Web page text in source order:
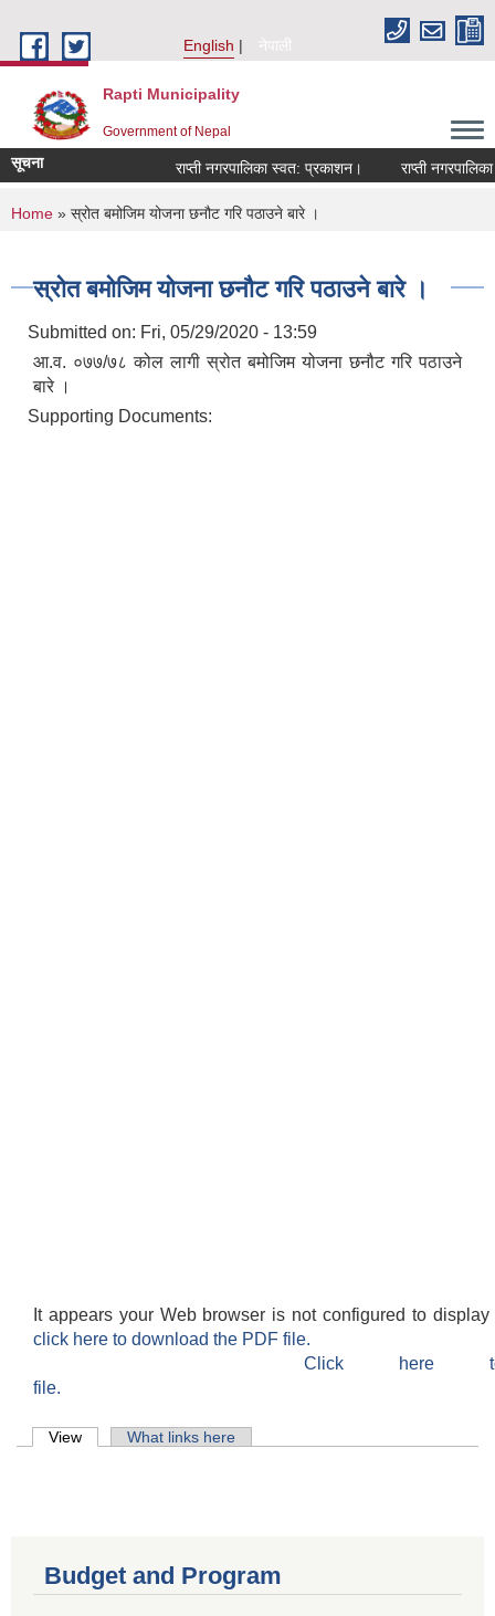
English
नेपाली
Rapti Municipality
Government of Nepal
सूचना राप्ती नगरपालिका स्वत: प्रकाशन। राप्ती
You are here
Home » स्रोत बमोजिम योजना छनौट गरि पठाउने बारे ।
स्रोत बमोजिम योजना छनौट गरि पठाउने बारे ।
Submitted on: Fri, 05/29/2020 - 13:59
आ.व. ०७७/७८ कोल लागी स्रोत बमोजिम योजना छनौट गरि पठाउने
बारे ।
Supporting Documents:
It appears your Web browser is not configured to
click here to download the PDF file.
Click here
file.
Primary tabs
View (active tab)What links here
Budget and Program